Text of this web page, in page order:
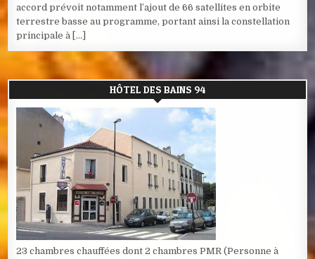
accord prévoit notamment l’ajout de 66 satellites en orbite
terrestre basse au programme, portant ainsi la constellation
principale à […]
HÔTEL DES BAINS 94
23 chambres chauffées dont 2 chambres PMR (Personne à